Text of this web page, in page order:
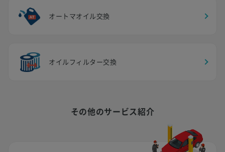
オートマオイル交換
オイルフィルター交換
その他のサービス紹介